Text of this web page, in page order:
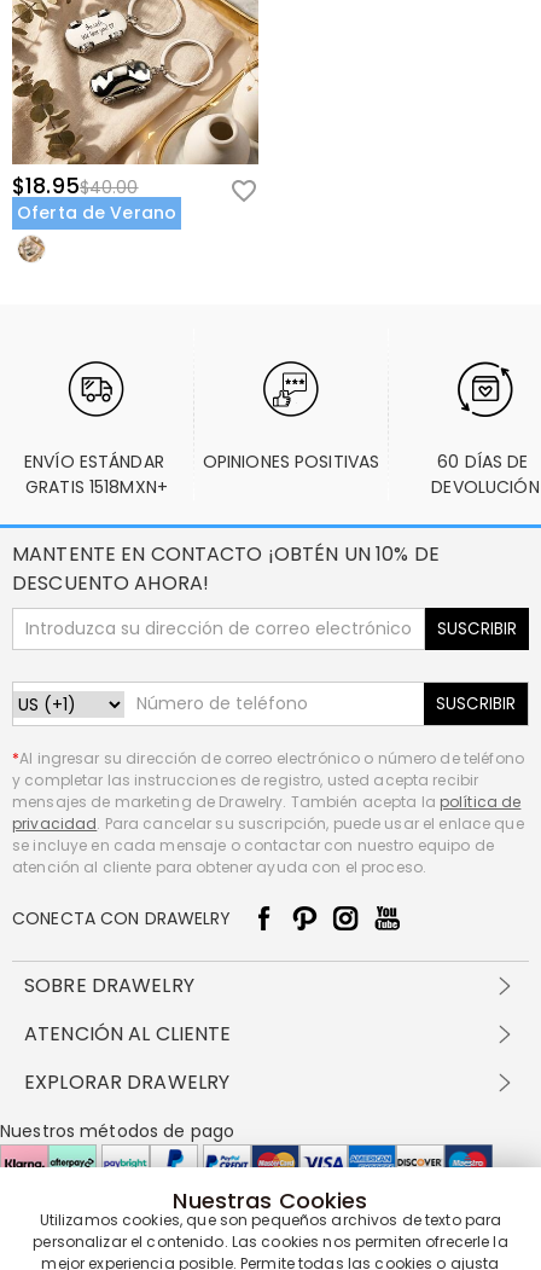
$18.95$40.00
Oferta de Verano
ENVÍO ESTÁNDAR
GRATIS 1518MXN+
OPINIONES POSITIVAS
60 DÍAS DE
DEVOLUCIÓN
MANTENTE EN CONTACTO ¡OBTÉN UN 10% DE
DESCUENTO AHORA!
SUSCRIBIR
SUSCRIBIR
*Al ingresar su dirección de correo electrónico o número de teléfono
y completar las instrucciones de registro, usted acepta recibir
mensajes de marketing de Drawelry. También acepta la política de
privacidad. Para cancelar su suscripción, puede usar el enlace que
se incluye en cada mensaje o contactar con nuestro equipo de
atención al cliente para obtener ayuda con el proceso.
CONECTA CON DRAWELRY
SOBRE DRAWELRY
Sobre nosotros
política de privacidad
Preguntas frecuentes
ATENCIÓN AL CLIENTE
Envío y entrega
Devolución en 60 días
Cómo cuidar
EXPLORAR DRAWELRY
Drawelry Prime
Programa de Recompensas
Nuestros métodos de pago
Nuestros socios de entrega
Nuestras Cookies
Utilizamos cookies, que son pequeños archivos de texto para
personalizar el contenido. Las cookies nos permiten ofrecerle la
mejor experiencia posible. Permite todas las cookies o ajusta